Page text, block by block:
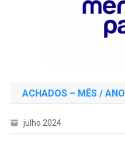
ACHADOS – MÊS / ANO
julho 2024